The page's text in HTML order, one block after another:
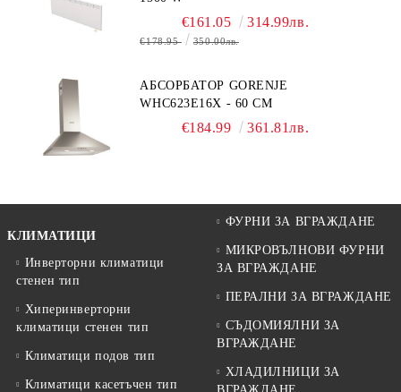
€161.05 314.99лв.
€178.95 350.00лв.
АБСОРБАТОР GORENJE
WHC623E16X - 60 СМ
€184.99 361.81лв.
КЛИМАТИЦИ
Инверторни климатици
стенен тип
Хиперинверторни
климатици стенен тип
Климатици подов тип
Климатици касетъчен тип
ФУРНИ ЗА ВГРАЖДАНЕ
МИКРОВЪЛНОВИ ФУРНИ
ЗА ВГРАЖДАНЕ
ПЕРАЛНИ ЗА ВГРАЖДАНЕ
СЪДОМИЯЛНИ ЗА
ВГРАЖДАНЕ
ХЛАДИЛНИЦИ ЗА